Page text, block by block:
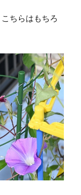
ちらはもちろ